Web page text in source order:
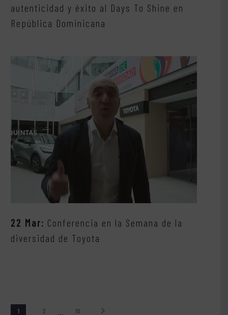
autenticidad y éxito al Days To Shine en
República Dominicana
22 Mar: Conferencia en la Semana de la
diversidad de Toyota
1 2 … 10